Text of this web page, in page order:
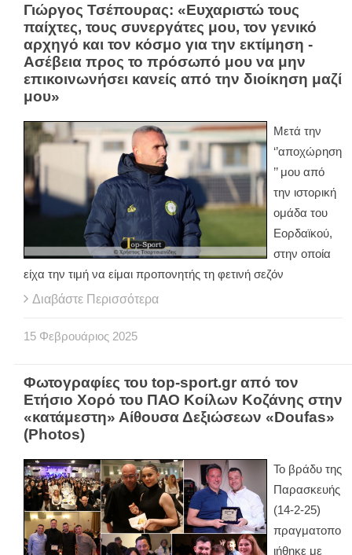
Γιώργος Τσέπουρας: «Ευχαριστώ τους
παίχτες, τους συνεργάτες μου, τον γενικό
αρχηγό και τον κόσμο για την εκτίμηση -
Ασέβεια προς το πρόσωπό μου να μην
επικοινωνήσει κανείς από την διοίκηση μαζί
μου»
Μετά την
‘’αποχώρηση
’’ μου από
την ιστορική
ομάδα του
Εορδαϊκού,
στην οποία
είχα την τιμή να είμαι προπονητής τη φετινή σεζόν
Διαβάστε Περισσότερα
15 Φεβρουάριος 2025
Φωτογραφίες του top-sport.gr από τον
Ετήσιο Χορό του ΠΑΟ Κοίλων Κοζάνης στην
«κατάμεστη» Αίθουσα Δεξιώσεων «Doufas»
(Photos)
Το βράδυ της
Παρασκευής
(14-2-25)
πραγματοπο
ιήθηκε με